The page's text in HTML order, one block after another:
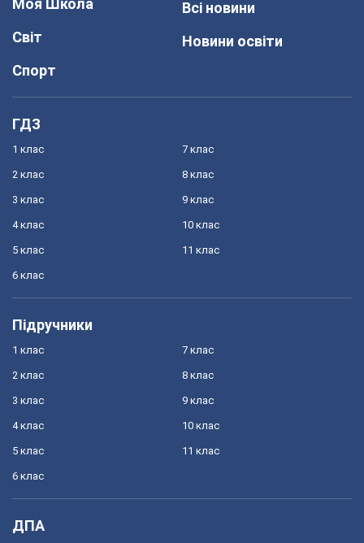
Моя Школа
Світ
Спорт
Всі новини
Новини освіти
ГДЗ
1 клас
2 клас
3 клас
4 клас
5 клас
6 клас
7 клас
8 клас
9 клас
10 клас
11 клас
Підручники
1 клас
2 клас
3 клас
4 клас
5 клас
6 клас
7 клас
8 клас
9 клас
10 клас
11 клас
ДПА